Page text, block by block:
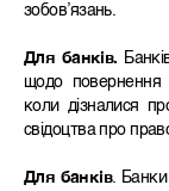
зобов’язань.
Для банків.
щодо повернення
коли дізналися
свідоцтва про
Для банків. Банки